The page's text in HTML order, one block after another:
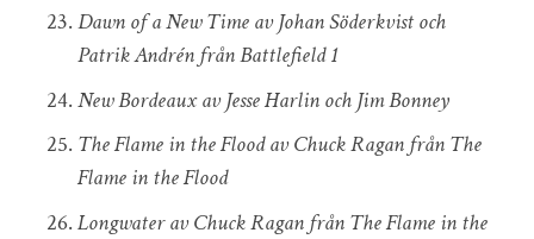
Dawn of a New Time av Johan Söderkvist och
Patrik Andrén från Battlefield 1
New Bordeaux av Jesse Harlin och Jim Bonney
The Flame in the Flood av Chuck Ragan från The
Flame in the Flood
Longwater av Chuck Ragan från The Flame in the